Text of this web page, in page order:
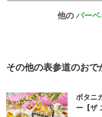
他のバー
その他の表参道のおで
ボタニ
ー【ザ